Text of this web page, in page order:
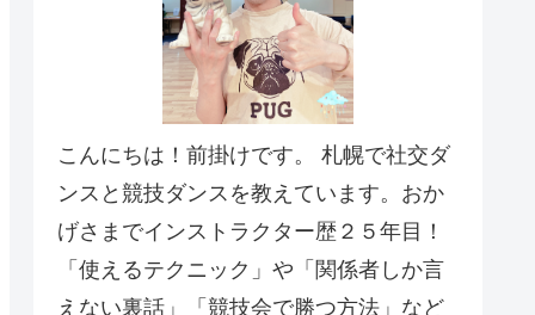
こんにちは！前掛けです。 札幌で社交ダ
ンスと競技ダンスを教えています。おか
げさまでインストラクター歴２５年目！
「使えるテクニック」や「関係者しか言
えない裏話」「競技会で勝つ方法」など